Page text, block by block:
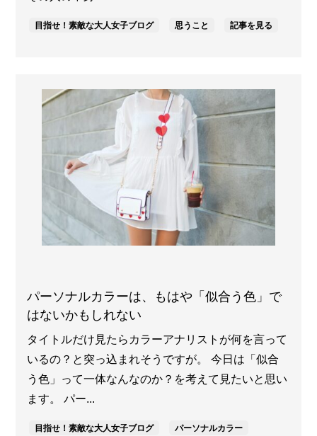
目指せ！素敵な大人女子ブログ 思うこと 記事を見る
パーソナルカラーは、もはや「似合う色」で
はないかもしれない
タイトルだけ見たらカラーアナリストが何を言って
いるの？と突っ込まれそうですが。 今日は「似合
う色」って一体なんなのか？を考えて見たいと思い
ます。 パー...
目指せ！素敵な大人女子ブログ パーソナルカラー